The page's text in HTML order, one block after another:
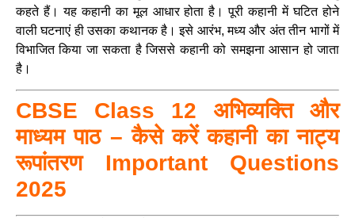
कहते हैं। यह कहानी का मूल आधार होता है। पूरी कहानी में घटित होने
वाली घटनाएं ही उसका कथानक है। इसे आरंभ, मध्य और अंत तीन भागों में
विभाजित किया जा सकता है जिससे कहानी को समझना आसान हो जाता
है।
CBSE Class 12 अभिव्यक्ति और
माध्यम पाठ – कैसे करें कहानी का नाट्य
रूपांतरण Important Questions
2025